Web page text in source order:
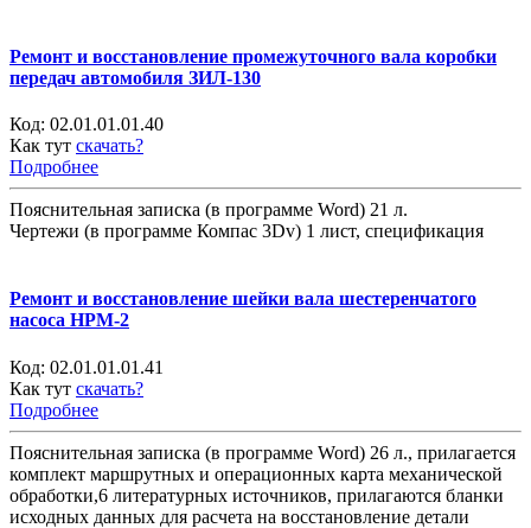
Ремонт и восстановление промежуточного вала коробки
передач автомобиля ЗИЛ-130
Код: 02.01.01.01.40
Как тут скачать?
Подробнее
Пояснительная записка (в программе Word) 21 л.
Чертежи (в программе Компас 3Dv) 1 лист, спецификация
Ремонт и восстановление шейки вала шестеренчатого
насоса НРМ-2
Код: 02.01.01.01.41
Как тут скачать?
Подробнее
Пояснительная записка (в программе Word) 26 л., прилагается
комплект маршрутных и операционных карта механической
обработки,6 литературных источников, прилагаются бланки
исходных данных для расчета на восстановление детали